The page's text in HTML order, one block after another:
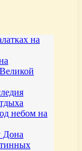
на
небом на
Дона